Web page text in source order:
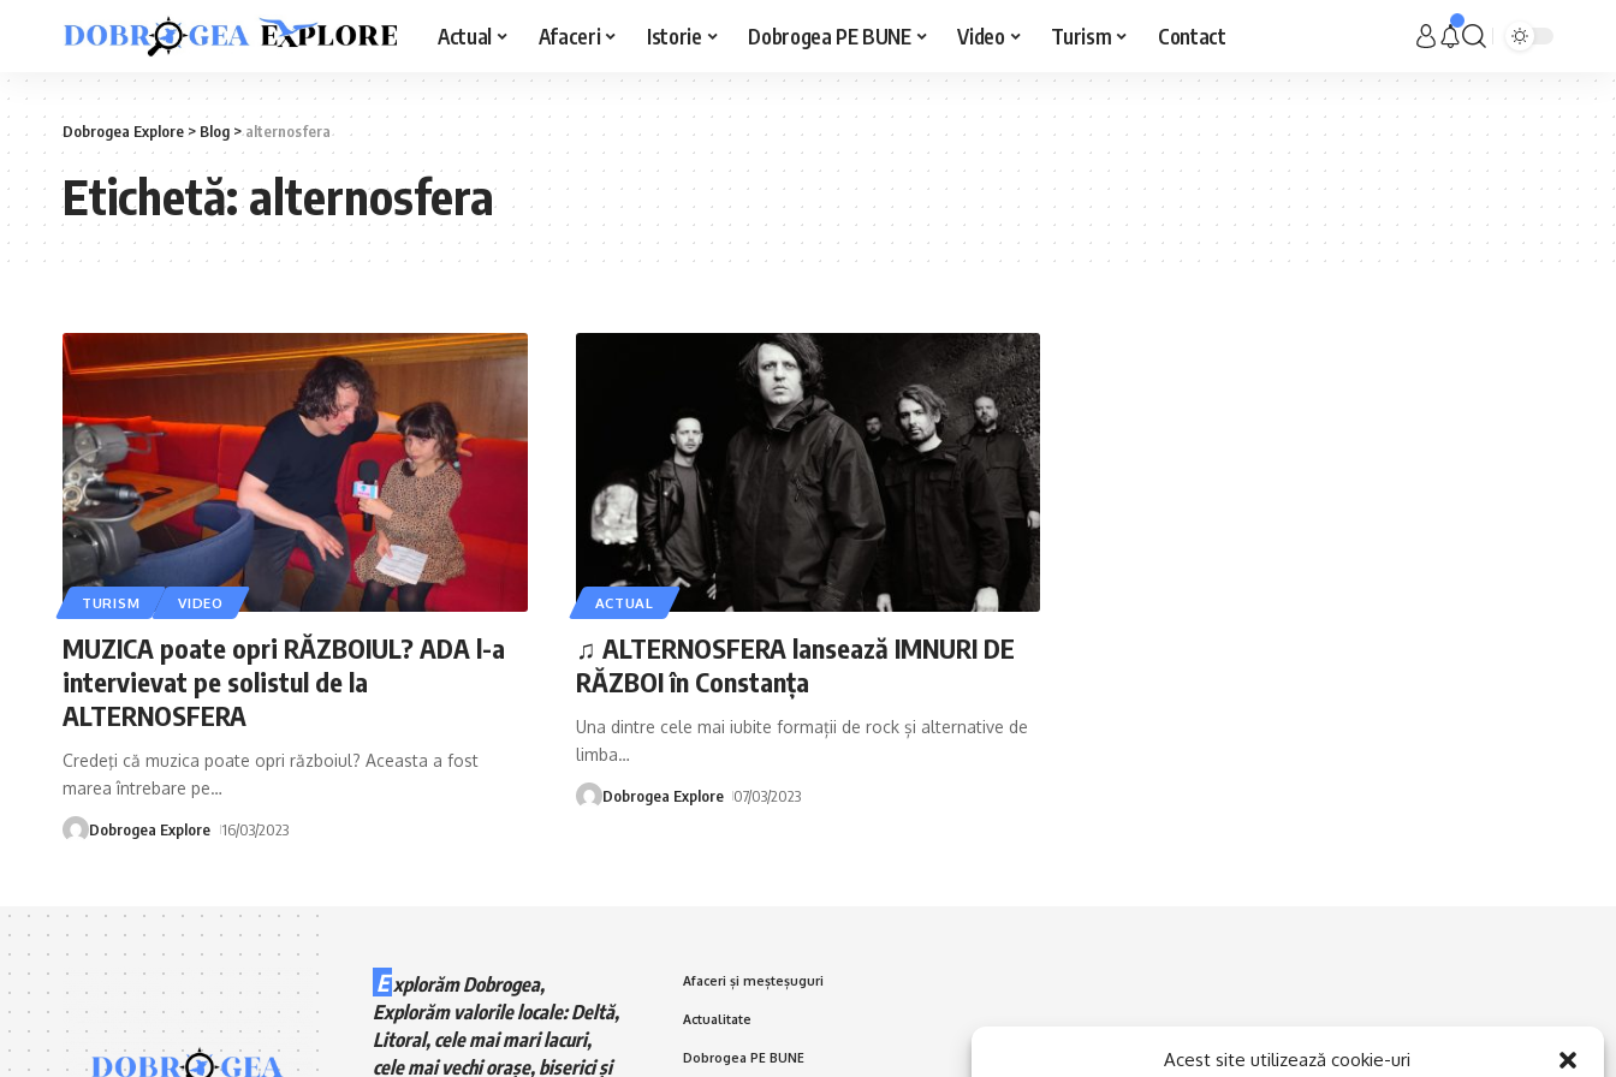
Acest site utilizează cookie-uri
Actual Afaceri Istorie Dobrogea PE BUNE Video Turism Contact
Dobrogea Explore> Blog >alternosfera
Etichetă:alternosfera
TURISM VIDEO
MUZICA poate opri RĂZBOIUL? ADA l-a
intervievat pe solistul de la
ALTERNOSFERA
Credeţi că muzica poate opri războiul? Aceasta a fost
marea întrebare pe…
Dobrogea Explore 16/03/2023
ACTUAL
♫ ALTERNOSFERA lansează IMNURI DE
RĂZBOI în Constanța
Una dintre cele mai iubite formații de rock și alternative de
limba…
Dobrogea Explore 07/03/2023
E xplorăm Dobrogea,
Explorăm valorile locale: Deltă,
Litoral, cele mai mari lacuri,
cele mai vechi orașe, biserici și
Afaceri și meșteșuguri
Actualitate
Dobrogea PE BUNE